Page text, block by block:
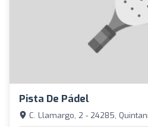
Pista De Pádel
C. Llamargo, 2 - 24285,